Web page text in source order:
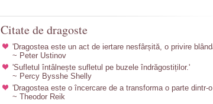
Citate de dragoste
'Dragostea este un act de iertare nesfârșită, o privire
~ Peter Ustinov
'Sufletul întâlnește sufletul pe buzele îndrăgostiților.'
~ Percy Bysshe Shelly
'Dragostea este o încercare de a transforma o parte dintr-
~ Theodor Reik